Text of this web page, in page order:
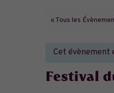
« Tous les
Cet évènement
Festival